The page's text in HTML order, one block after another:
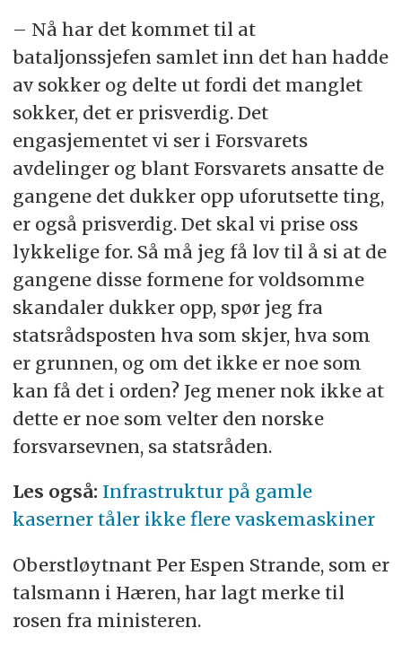
– Nå har det kommet til at
bataljonssjefen samlet inn det han hadde
av sokker og delte ut fordi det manglet
sokker, det er prisverdig. Det
engasjementet vi ser i Forsvarets
avdelinger og blant Forsvarets ansatte de
gangene det dukker opp uforutsette ting,
er også prisverdig. Det skal vi prise oss
lykkelige for. Så må jeg få lov til å si at de
gangene disse formene for voldsomme
skandaler dukker opp, spør jeg fra
statsrådsposten hva som skjer, hva som
er grunnen, og om det ikke er noe som
kan få det i orden? Jeg mener nok ikke at
dette er noe som velter den norske
forsvarsevnen, sa statsråden.
Les også: Infrastruktur på gamle
kaserner tåler ikke flere vaskemaskiner
Oberstløytnant Per Espen Strande, som er
talsmann i Hæren, har lagt merke til
rosen fra ministeren.